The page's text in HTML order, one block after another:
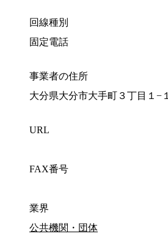
回線種別
固定電話
事業者の住所
大分県大分市大手町３丁目１−１
URL
FAX番号
業界
公共機関・団体